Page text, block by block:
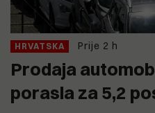
HRVATSKA Prije 2 h
Prodaja
porasla za 5,2